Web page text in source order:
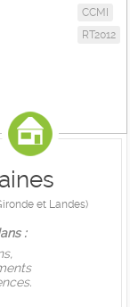
CCMI
RT2012
et Landes)
: